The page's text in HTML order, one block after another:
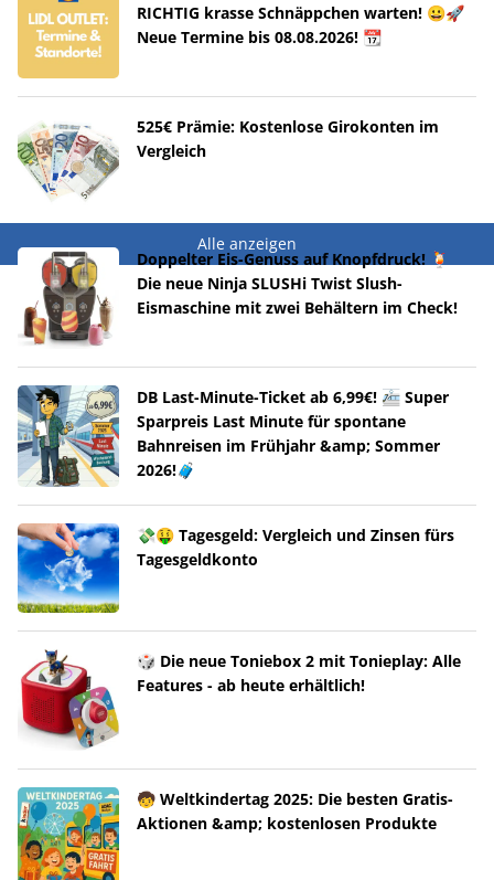
RICHTIG krasse Schnäppchen warten! 😀🚀
Neue Termine bis 08.08.2026! 📆
525€ Prämie: Kostenlose Girokonten im
Vergleich
Alle anzeigen
Doppelter Eis-Genuss auf Knopfdruck! 🍹
Die neue Ninja SLUSHi Twist Slush-
Eismaschine mit zwei Behältern im Check!
DB Last-Minute-Ticket ab 6,99€! 🚈 Super
Sparpreis Last Minute für spontane
Bahnreisen im Frühjahr &amp; Sommer
2026!🧳
💸🤑 Tagesgeld: Vergleich und Zinsen fürs
Tagesgeldkonto
🎲 Die neue Toniebox 2 mit Tonieplay: Alle
Features - ab heute erhältlich!
🧒 Weltkindertag 2025: Die besten Gratis-
Aktionen &amp; kostenlosen Produkte